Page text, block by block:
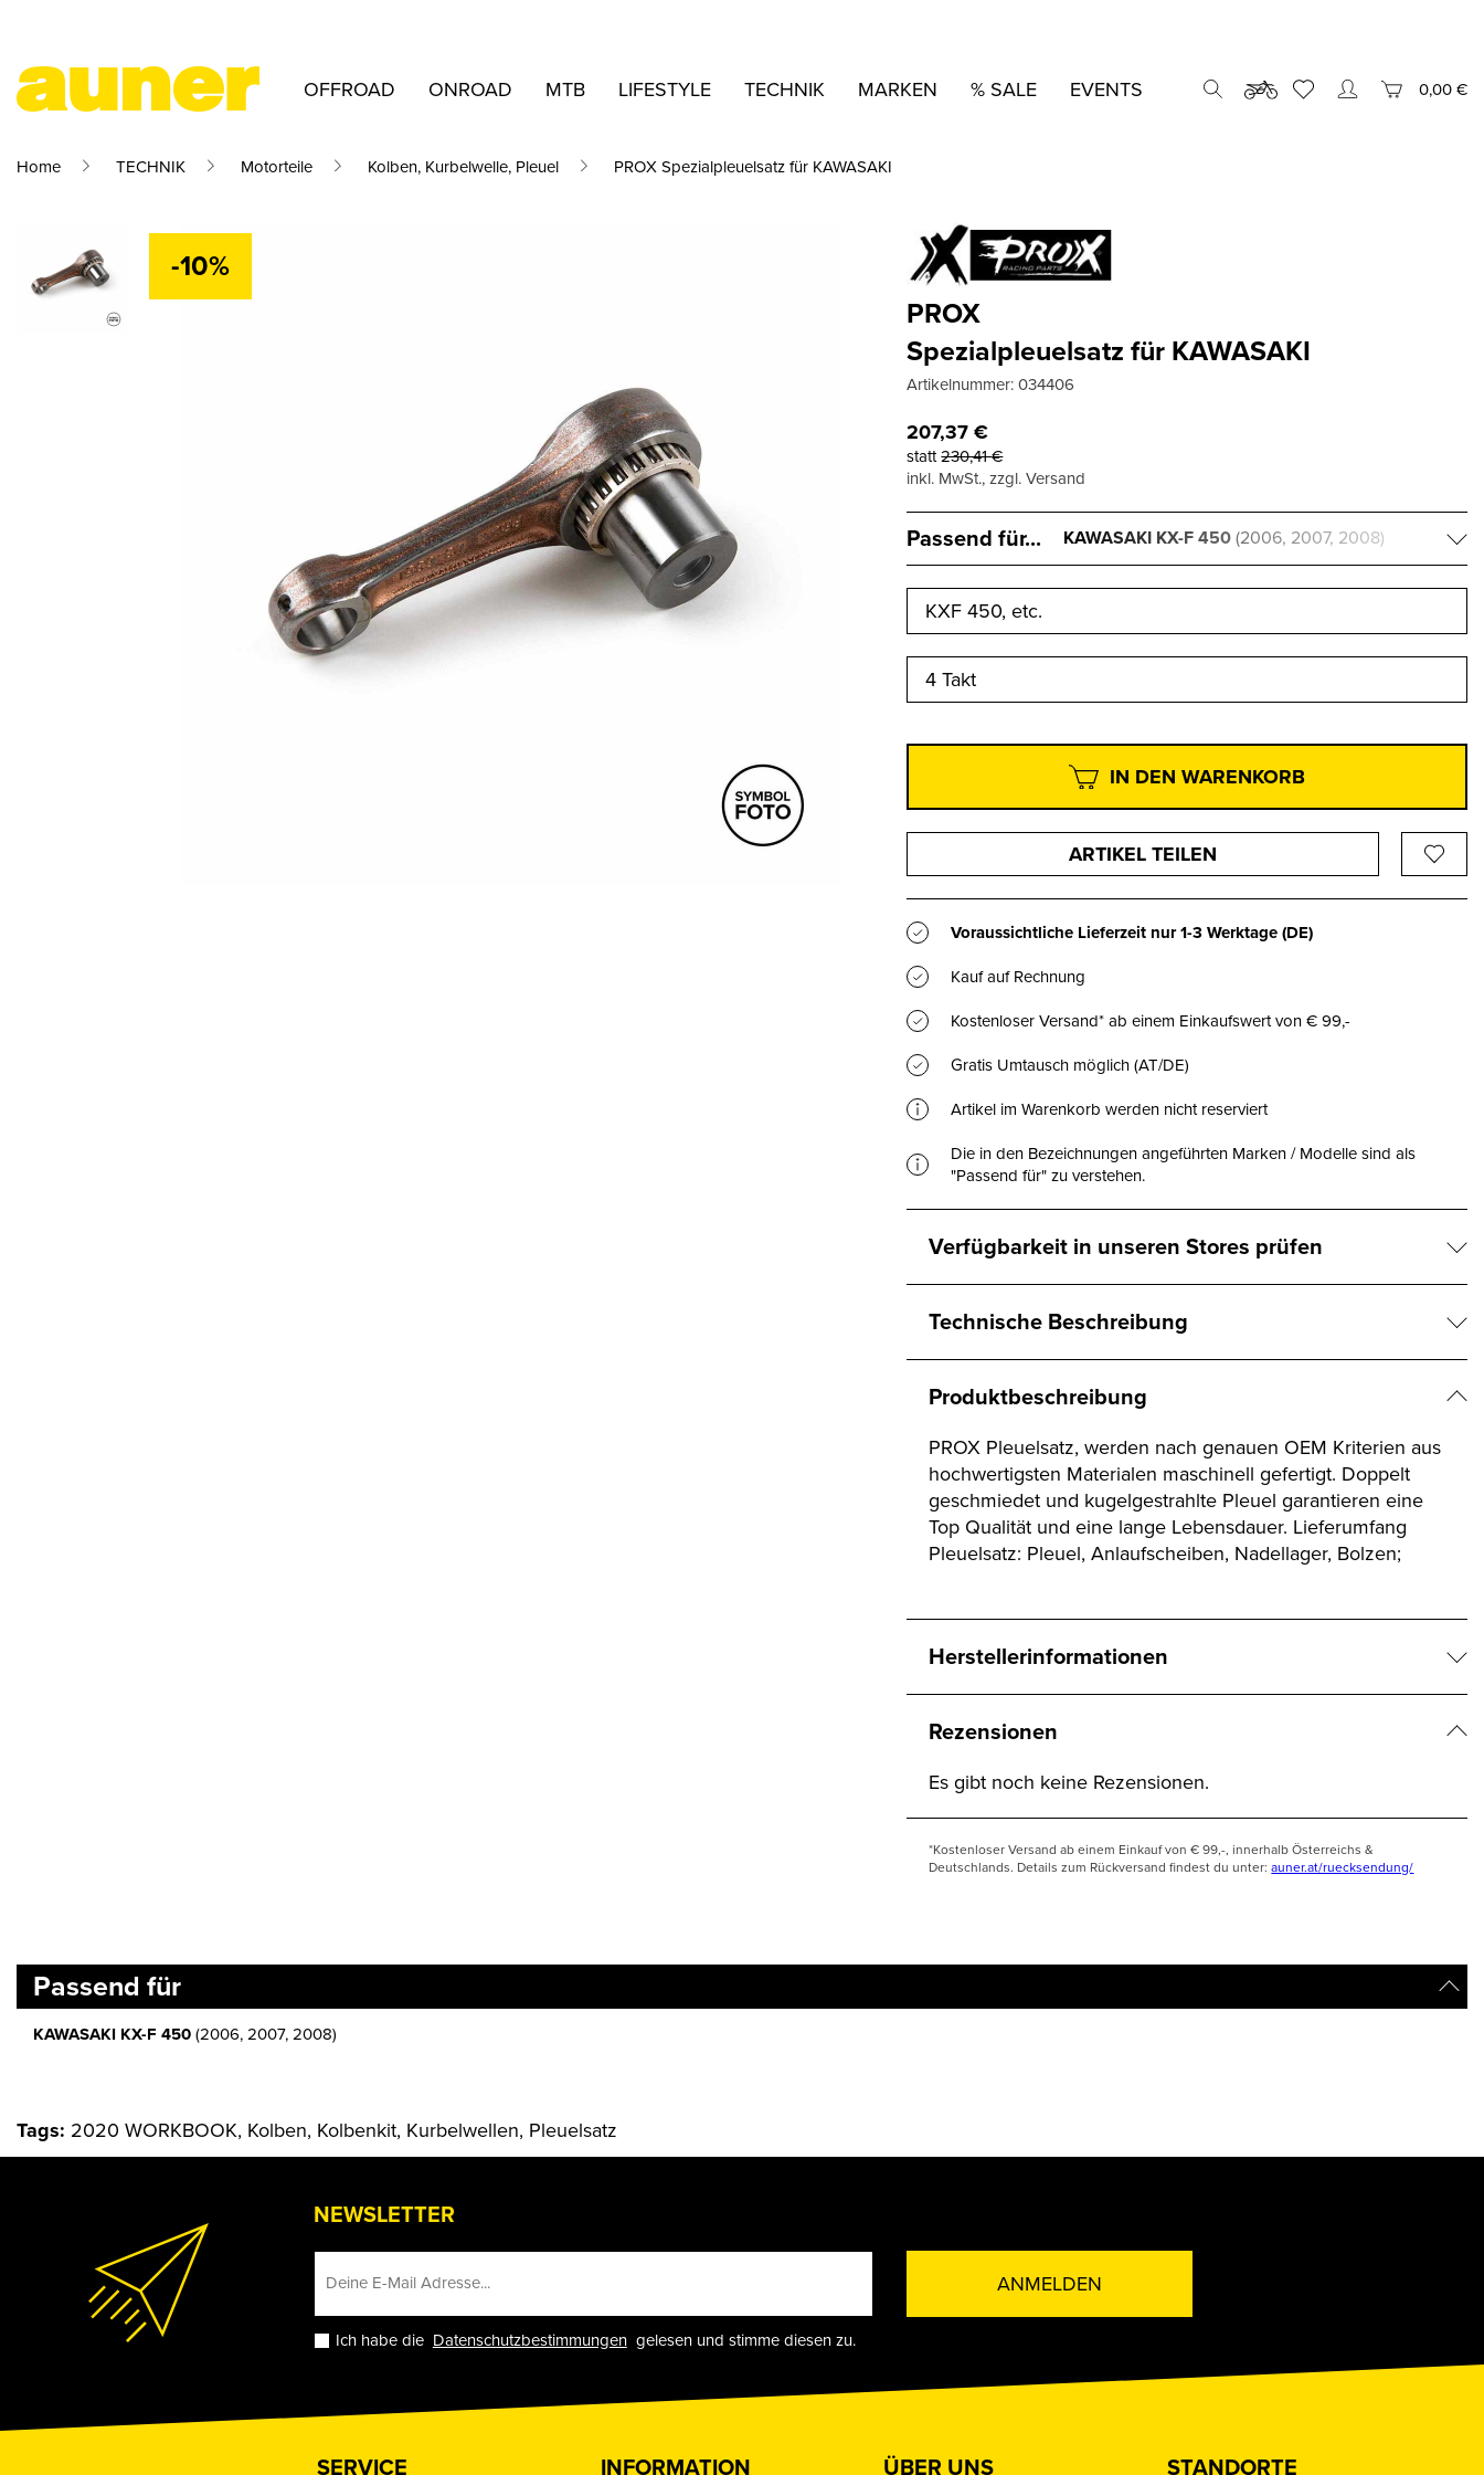
OFFROAD ONROAD MTB LIFESTYLE TECHNIK MARKEN % SALE EVENTS 0,00 €
Home TECHNIK Motorteile Kolben, Kurbelwelle, Pleuel PROX Spezialpleuelsatz für KAWASAKI
-10%
PROX
Spezialpleuelsatz für KAWASAKI
Artikelnummer:034406
207,37€
statt230,41€
inkl. MwSt., zzgl. Versand
Passend für... KAWASAKI KX-F 450(2006, 2007, 2008)
KXF 450, etc.
4 Takt
IN DEN WARENKORB
ARTIKEL TEILEN
Voraussichtliche Lieferzeit nur1-3 Werktage(DE)
Kauf auf Rechnung
Kostenloser Versand* ab einem Einkaufswert von € 99,-
Gratis Umtausch möglich (AT/DE)
Artikel im Warenkorb werden nicht reserviert
Die in den Bezeichnungen angeführten Marken / Modelle sind als
"Passend für" zu verstehen.
Verfügbarkeit in unseren Stores prüfen
Technische Beschreibung
Produktbeschreibung
PROX Pleuelsatz, werden nach genauen OEM Kriterien aus
hochwertigsten Materialen maschinell gefertigt. Doppelt
geschmiedet und kugelgestrahlte Pleuel garantieren eine
Top Qualität und eine lange Lebensdauer. Lieferumfang
Pleuelsatz: Pleuel, Anlaufscheiben, Nadellager, Bolzen;
Herstellerinformationen
Rezensionen
Es gibt noch keine Rezensionen.
*Kostenloser Versand ab einem Einkauf von € 99,-, innerhalb Österreichs &
Deutschlands. Details zum Rückversand findest du unter:auner.at/ruecksendung/
Passend für
KAWASAKI KX-F 450(2006, 2007, 2008)
Tags: 2020 WORKBOOK, Kolben, Kolbenkit, Kurbelwellen, Pleuelsatz
NEWSLETTER
Ich habe die Datenschutzbestimmungengelesen und stimme diesen zu.
ANMELDEN
SERVICE INFORMATION ÜBER UNS STANDORTE